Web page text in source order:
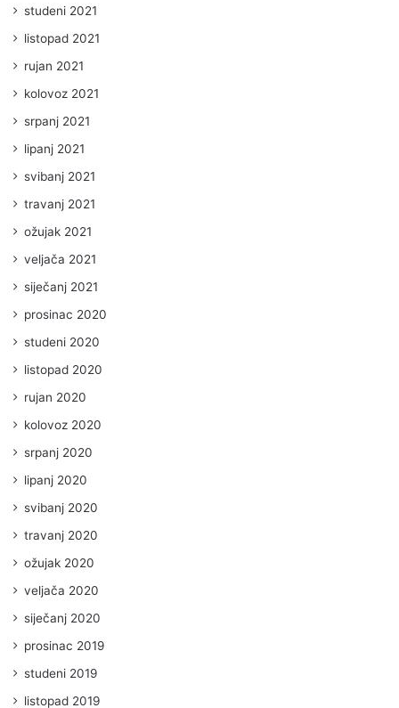
studeni 2021
listopad 2021
rujan 2021
kolovoz 2021
srpanj 2021
lipanj 2021
svibanj 2021
travanj 2021
ožujak 2021
veljača 2021
siječanj 2021
prosinac 2020
studeni 2020
listopad 2020
rujan 2020
kolovoz 2020
srpanj 2020
lipanj 2020
svibanj 2020
travanj 2020
ožujak 2020
veljača 2020
siječanj 2020
prosinac 2019
studeni 2019
listopad 2019